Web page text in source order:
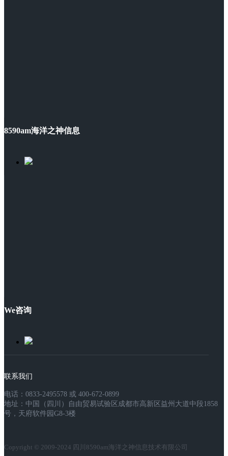
8590am海洋之神信息
We咨询
联系我们
电话：0833-2495578 或 400-672-0899
地址：中国（四川）自由贸易试验区成都市高新区益州大道中段1858
号，天府软件园G8-3楼
Copyright © 2009-2024 四川8590am海洋之神信息技术有限公司